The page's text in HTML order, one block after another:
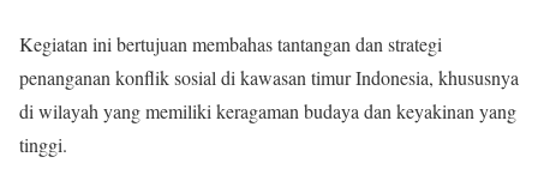
Kegiatan ini bertujuan membahas tantangan dan strategi
penanganan konflik sosial di kawasan timur Indonesia, khususnya
di wilayah yang memiliki keragaman budaya dan keyakinan yang
tinggi.